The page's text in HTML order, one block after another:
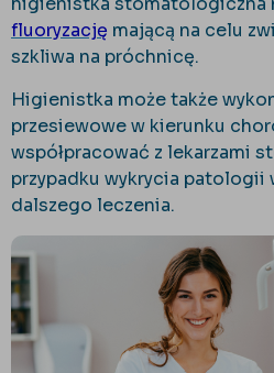
fluoryzację mającą na celu
szkliwa na próchnicę.
Higienistka może także
przesiewowe w kierunku
współpracować z lekarzami
przypadku wykrycia patologii
dalszego leczenia.